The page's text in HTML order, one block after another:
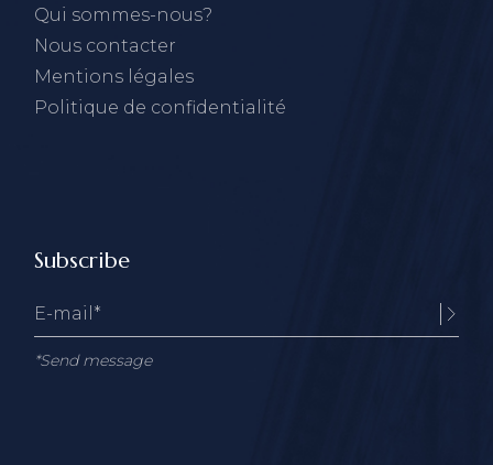
Qui sommes-nous?
Nous contacter
Mentions légales
Politique de confidentialité
Subscribe
*Send message